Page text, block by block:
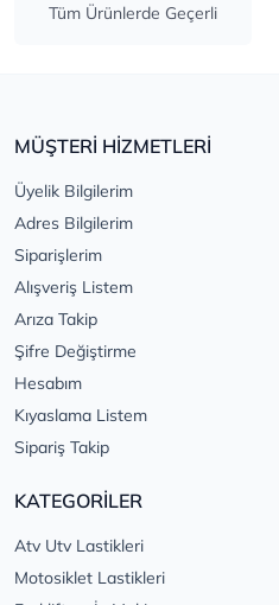
Tüm Ürünlerde Geçerli
MÜŞTERİ HİZMETLERİ
Üyelik Bilgilerim
Adres Bilgilerim
Siparişlerim
Alışveriş Listem
Arıza Takip
Şifre Değiştirme
Hesabım
Kıyaslama Listem
Sipariş Takip
KATEGORİLER
Atv Utv Lastikleri
Motosiklet Lastikleri